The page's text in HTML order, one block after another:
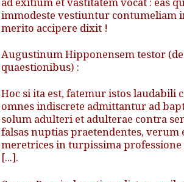
immodeste vestiuntur contumeliam
merito accipere dixit !
Augustinum Hipponensem testor
quaestionibus) :
Hoc si ita est, fatemur istos laudabili
omnes indiscrete admittantur ad
solum adulteri et adulterae contra
falsas nuptias praetendentes, verum
meretrices in turpissima
[...].